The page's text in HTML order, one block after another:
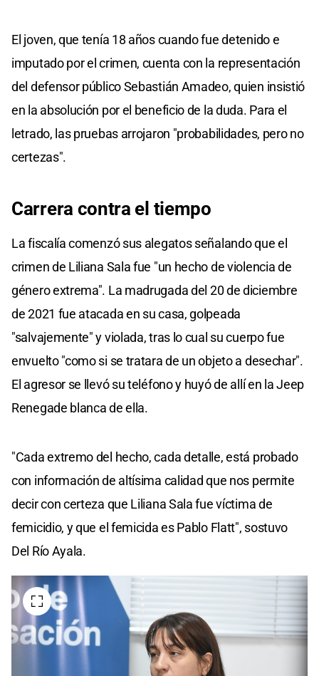
El joven, que tenía 18 años cuando fue detenido e
imputado por el crimen, cuenta con la representación
del defensor público Sebastián Amadeo, quien insistió
en la absolución por el beneficio de la duda. Para el
letrado, las pruebas arrojaron "probabilidades, pero no
certezas".
Carrera contra el tiempo
La fiscalía comenzó sus alegatos señalando que el
crimen de Liliana Sala fue "un hecho de violencia de
género extrema". La madrugada del 20 de diciembre
de 2021 fue atacada en su casa, golpeada
"salvajemente" y violada, tras lo cual su cuerpo fue
envuelto "como si se tratara de un objeto a desechar".
El agresor se llevó su teléfono y huyó de allí en la Jeep
Renegade blanca de ella.
"Cada extremo del hecho, cada detalle, está probado
con información de altísima calidad que nos permite
decir con certeza que Liliana Sala fue víctima de
femicidio, y que el femicida es Pablo Flatt", sostuvo
Del Río Ayala.